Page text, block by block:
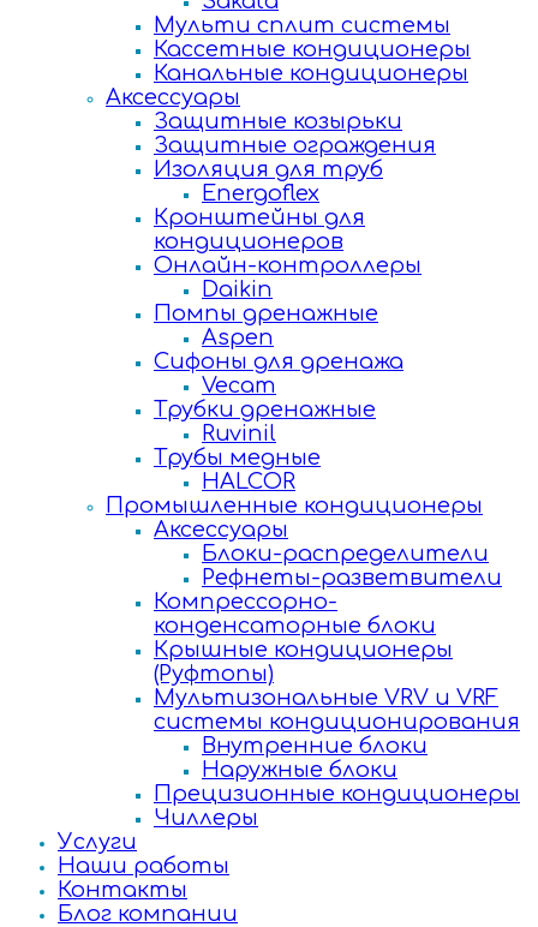
Мульти сплит системы
Кассетные кондиционеры
Канальные кондиционеры
Аксессуары
Защитные козырьки
Защитные ограждения
Изоляция для труб
Energoflex
Кронштейны для
кондиционеров
Онлайн-контроллеры
Daikin
Помпы дренажные
Aspen
Сифоны для дренажа
Vecam
Трубки дренажные
Ruvinil
Трубы медные
HALCOR
Промышленные кондиционеры
Аксессуары
Блоки-распределители
Рефнеты-разветвители
Компрессорно-
конденсаторные блоки
Крышные кондиционеры
(Руфтопы)
Мультизональные VRV и VRF
системы кондиционирования
Внутренние блоки
Наружные блоки
Прецизионные кондиционеры
Чиллеры
Услуги
Наши работы
Контакты
Блог компании